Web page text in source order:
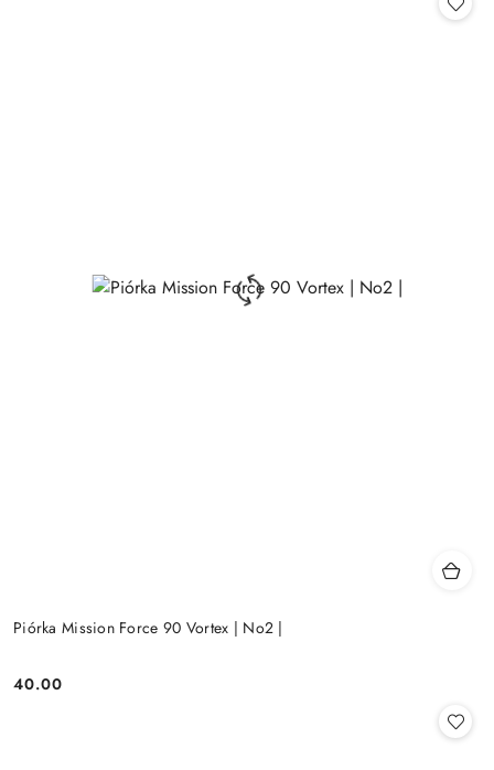
Piórka Mission Force 90 Vortex | No2 |
Cena:
40.00